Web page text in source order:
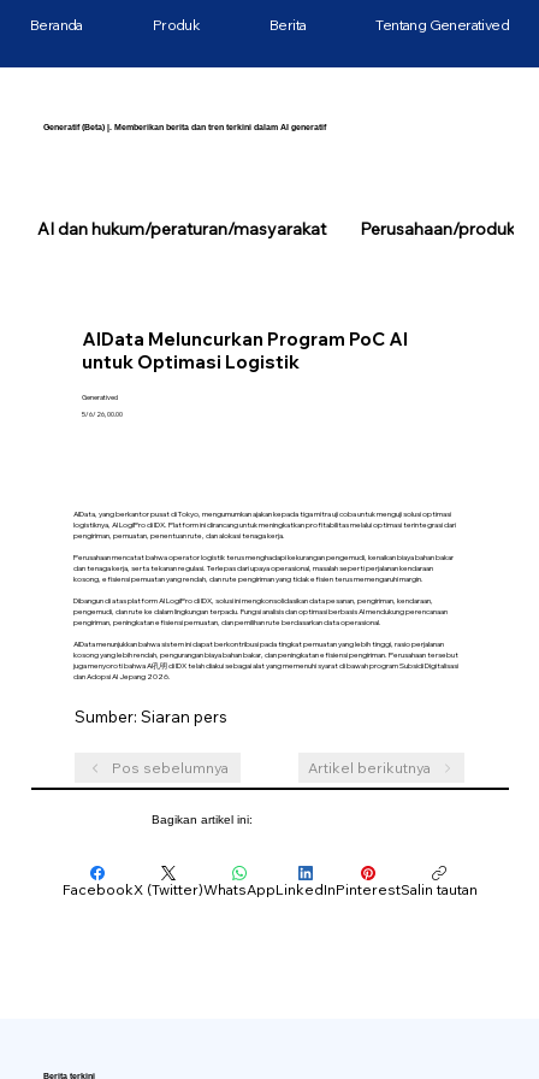
Generatif (Beta) |. Memberikan berita dan tren terkini dalam AI generatif
AIData Meluncurkan Program PoC AI
untuk Optimasi Logistik
Generatived
5/6/26, 00.00
AIData, yang berkantor pusat di Tokyo, mengumumkan ajakan kepada tiga mitra uji coba untuk menguji solusi optimasi
logistiknya, AI LogiPro di IDX. Platform ini dirancang untuk meningkatkan profitabilitas melalui optimasi terintegrasi dari
pengiriman, pemuatan, penentuan rute, dan alokasi tenaga kerja.
Perusahaan mencatat bahwa operator logistik terus menghadapi kekurangan pengemudi, kenaikan biaya bahan bakar
dan tenaga kerja, serta tekanan regulasi. Terlepas dari upaya operasional, masalah seperti perjalanan kendaraan
kosong, efisiensi pemuatan yang rendah, dan rute pengiriman yang tidak efisien terus memengaruhi margin.
Dibangun di atas platform AI LogiPro di IDX, solusi ini mengkonsolidasikan data pesanan, pengiriman, kendaraan,
pengemudi, dan rute ke dalam lingkungan terpadu. Fungsi analisis dan optimasi berbasis AI mendukung perencanaan
pengiriman, peningkatan efisiensi pemuatan, dan pemilihan rute berdasarkan data operasional.
AIData menunjukkan bahwa sistem ini dapat berkontribusi pada tingkat pemuatan yang lebih tinggi, rasio perjalanan
kosong yang lebih rendah, pengurangan biaya bahan bakar, dan peningkatan efisiensi pengiriman. Perusahaan tersebut
juga menyoroti bahwa AI孔明 di IDX telah diakui sebagai alat yang memenuhi syarat di bawah program Subsidi Digitalisasi
dan Adopsi AI Jepang 2026.
Sumber: Siaran pers
Pos sebelumnya Artikel berikutnya
Beranda Produk Berita Tentang Generatived
Bagikan artikel ini:
FacebookX (Twitter)WhatsAppLinkedInPinterestSalin tautan
AI dan hukum/peraturan/masyarakat Perusahaan/produk/
Berita terkini